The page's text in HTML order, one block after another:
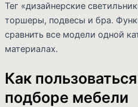
Тег «дизайнерские
торшеры, подвесы и бра.
сравнить все модели одной
материалах.
Как
подборе мебели